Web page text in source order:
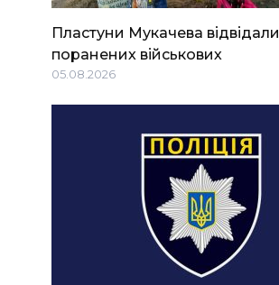
Пластуни Мукачева відвідали
поранених військових
05.08.2026